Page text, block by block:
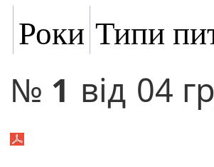
Роки Типи
№ 1 від 04